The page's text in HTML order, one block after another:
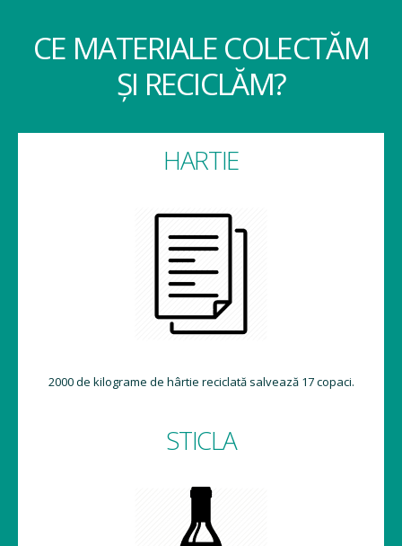
CE MATERIALE COLECTĂM
ȘI RECICLĂM?
HARTIE
2000 de kilograme de hârtie reciclată salvează 17 copaci.
STICLA